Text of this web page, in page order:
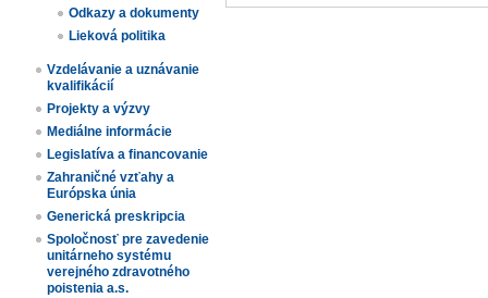
Odkazy a dokumenty
Lieková politika
Vzdelávanie a uznávanie
kvalifikácií
Projekty a výzvy
Mediálne informácie
Legislatíva a financovanie
Zahraničné vzťahy a
Európska únia
Generická preskripcia
Spoločnosť pre zavedenie
unitárneho systému
verejného zdravotného
poistenia a.s.